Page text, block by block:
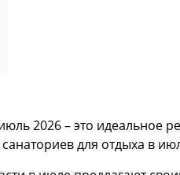
2026 – это идеальное
для отдыха в